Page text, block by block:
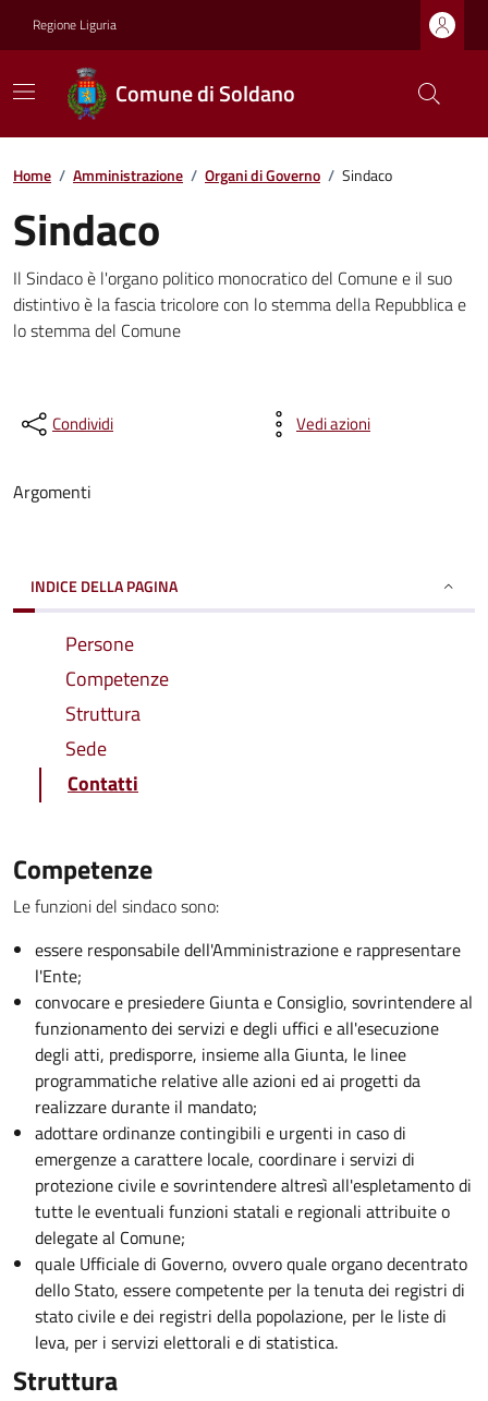
Regione Liguria
Comune di Soldano
Home / Amministrazione / Organi di Governo / Sindaco
Sindaco
Il Sindaco è l'organo politico monocratico del Comune e il suo
distintivo è la fascia tricolore con lo stemma della Repubblica e
lo stemma del Comune
Condividi Vedi azioni
Argomenti
INDICE DELLA PAGINA
Persone
Competenze
Struttura
Sede
Contatti
Competenze
Le funzioni del sindaco sono:
essere responsabile dell'Amministrazione e rappresentare
l'Ente;
convocare e presiedere Giunta e Consiglio, sovrintendere al
funzionamento dei servizi e degli uffici e all'esecuzione
degli atti, predisporre, insieme alla Giunta, le linee
programmatiche relative alle azioni ed ai progetti da
realizzare durante il mandato;
adottare ordinanze contingibili e urgenti in caso di
emergenze a carattere locale, coordinare i servizi di
protezione civile e sovrintendere altresì all'espletamento di
tutte le eventuali funzioni statali e regionali attribuite o
delegate al Comune;
quale Ufficiale di Governo, ovvero quale organo decentrato
dello Stato, essere competente per la tenuta dei registri di
stato civile e dei registri della popolazione, per le liste di
leva, per i servizi elettorali e di statistica.
Struttura